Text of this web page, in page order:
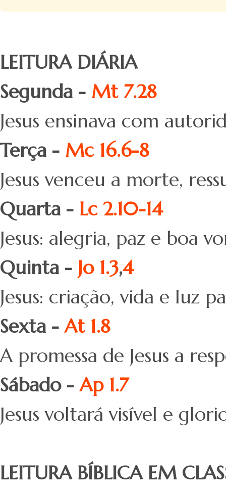
LEITURA DIÁRIA
Segunda - Mt 7.28
Jesus ensinava com
Terça - Mc 16.6-8
Jesus venceu a morte,
Quarta - Lc 2.10-14
Jesus: alegria, paz e boa
Quinta - Jo 1.3,4
Jesus: criação, vida e luz
Sexta -At 1.8
A promessa de Jesus a
Sábado -Ap 1.7
Jesus voltará visível e
LEITURA BÍBLICA EM